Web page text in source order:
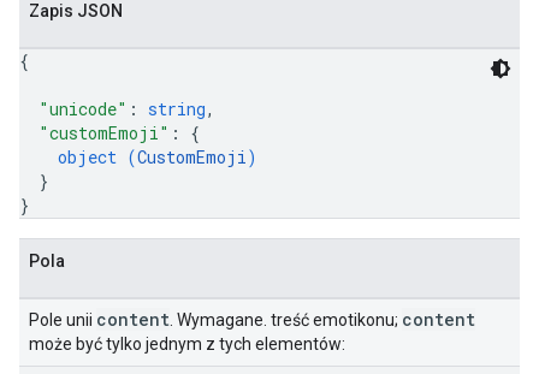
Zapis JSON
{
"unicode" : string,
"customEmoji" : {
object (CustomEmoji)
}
}
Pola
Pole unii content . Wymagane. treść emotikonu; content
może być tylko jednym z tych elementów: